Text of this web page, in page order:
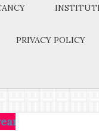
PRIVACY POLICY
on that